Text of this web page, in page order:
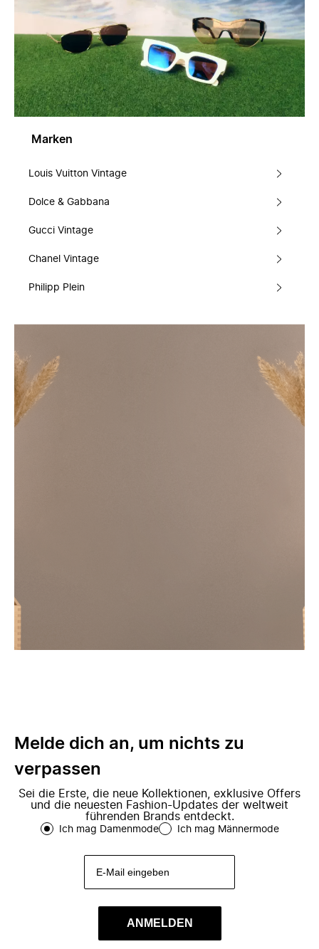
Marken
Louis Vuitton Vintage
Dolce & Gabbana
Gucci Vintage
Chanel Vintage
Philipp Plein
Melde dich an, um nichts zu
verpassen
Sei die Erste, die neue Kollektionen, exklusive Offers
und die neuesten Fashion-Updates der weltweit
führenden Brands entdeckt.
Ich mag Damenmode Ich mag Männermode
ANMELDEN